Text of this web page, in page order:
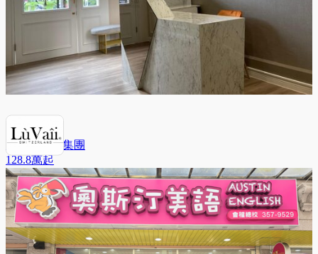
露琺意醫美集團
128.8萬起